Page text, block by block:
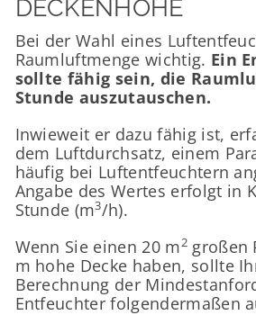
ECKENHÖHE
Bei der Wahl eines
Raumluftmenge wichtig. Ein
sollte fähig sein, die
Stunde auszutauschen.
Inwieweit er dazu fähig ist,
dem Luftdurchsatz, einem
häufig bei Luftentfeuchtern
Angabe des Wertes erfolgt in
Stunde (m3/h).
Wenn Sie einen 20 m2großen
m hohe Decke haben, sollte
Berechnung der
Entfeuchter folgendermaßen